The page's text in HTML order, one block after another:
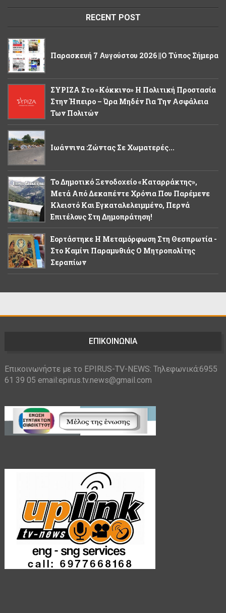
RECENT POST
Παρασκευή 7 Αυγούστου 2026 ||Ο Τύπος Σήμερα
ΣΥΡΙΖΑ Στο «κόκκινο» Η Πολιτική Προστασία
Στην Ήπειρο – Ώρα Μηδέν Για Την Ασφάλεια
Των Πολιτών
Ιωάννινα :Ζώντας Σε Χωματερές...
Το Δημοτικό Ξενοδοχείο «Καταρράκτης»,
Μετά Από Δεκαπέντε Χρόνια Που Παρέμενε
Κλειστό Και Εγκαταλελειμμένο, Περνά
Επιτέλους Στη Δημοπράτηση!
Εορτάστηκε Η Μεταμόρφωση Στη Θεσπρωτία -
Στο Καμίνι Παραμυθιάς Ο Μητροπολίτης
Σεραπίων
ΕΠΙΚΟΙΝΩΝΙΑ
Επικοινωνήστε με το EPIRUS-TV-NEWS: Τηλεφωνικά:6955
61 39 05 email:epirus.tv.news@gmail.com